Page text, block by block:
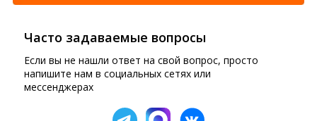
Часто задаваемые вопросы
Если вы не нашли ответ на свой вопрос, просто
напишите нам в социальных сетях или
мессенджерах